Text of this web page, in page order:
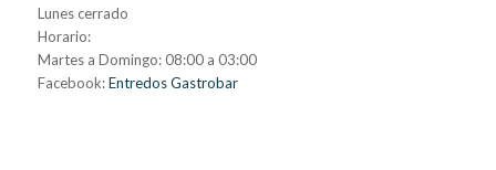
Lunes cerrado
Horario:
Martes a Domingo: 08:00 a 03:00
Facebook:Entredos Gastrobar